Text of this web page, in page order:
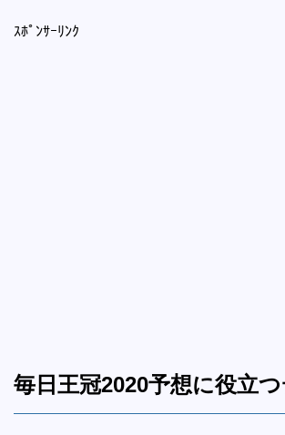
ｽﾎﾟﾝｻｰﾘﾝｸ
毎日王冠2020予想に役立